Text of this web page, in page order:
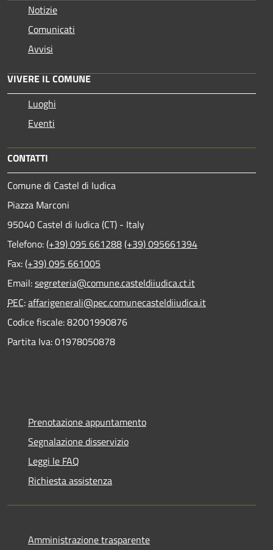
Notizie
Comunicati
Avvisi
VIVERE IL COMUNE
Luoghi
Eventi
CONTATTI
Comune di Castel di Iudica
Piazza Marconi
95040 Castel di Iudica (CT) - Italy
Telefono:(+39) 095 661288(+39) 095661394
Fax:(+39) 095 661005
Email:segreteria@comune.casteldiiudica.ct.it
PEC:affarigenerali@pec.comunecasteldiiudica.it
Codice fiscale: 82001990876
Partita Iva: 01978050878
Prenotazione appuntamento
Segnalazione disservizio
Leggi le FAQ
Richiesta assistenza
Amministrazione trasparente